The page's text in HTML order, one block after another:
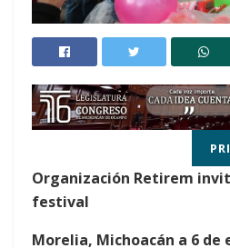
Organización Retirem
festival
Morelia, Michoacán a 6 de